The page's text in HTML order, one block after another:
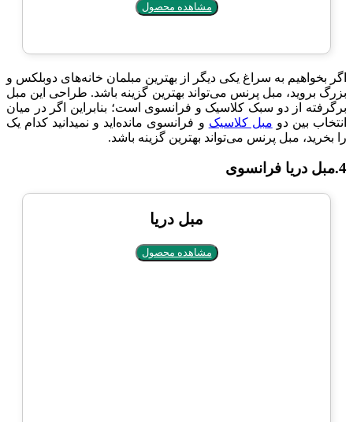
مشاهده محصول
اگر بخواهیم به سراغ یکی دیگر از بهترین مبلمان خانه‌های دوبلکس و
بزرگ بروید، مبل پرنس می‌تواند بهترین گزینه باشد. طراحی این مبل
برگرفته از دو سبک کلاسیک و فرانسوی است؛ بنابراین اگر در میان
انتخاب بین دو مبل کلاسیک
و فرانسوی مانده‌اید و نمی‎دانید کدام یک
را بخرید، مبل پرنس می‌تواند بهترین گزینه باشد.
4.مبل دریا فرانسوی
مبل دریا
مشاهده محصول